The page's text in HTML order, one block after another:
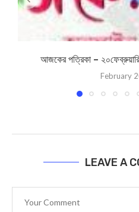
আজকের পত্রিকা –
February
LEAVE A